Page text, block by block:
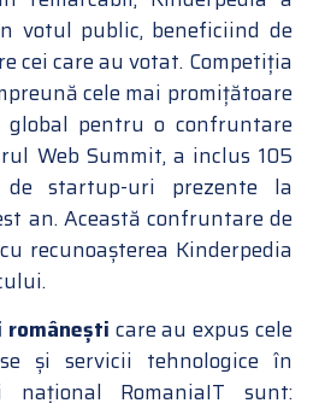
votul public, beneficiind de
cei care au votat. Competiția
cele mai promițătoare
pentru o confruntare
Web Summit, a inclus 105
startup-uri prezente la
an. Această confruntare de
recunoașterea Kinderpedia
românești care au expus cele
și servicii tehnologice în
național RomaniaIT sunt: